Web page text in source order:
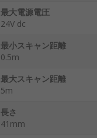
最大電源電圧
24V dc
最小スキャン距離
0.5m
最大スキャン距離
5m
長さ
41mm